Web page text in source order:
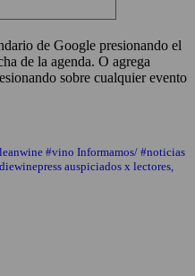
de Google presionando el
de la agenda. O agrega
sobre cualquier evento
#vino Informamos/ #noticias
auspiciados x lectores,